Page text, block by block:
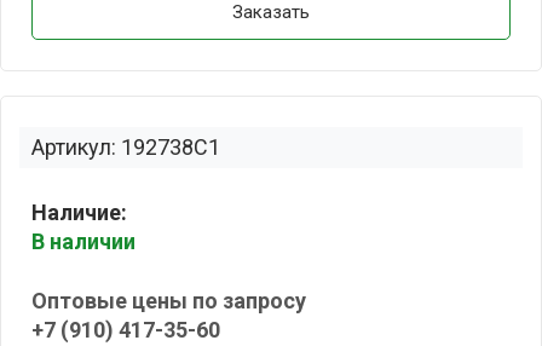
Артикул: 192738C1
Наличие:
В наличии
Оптовые цены по запросу
+7 (910) 417-35-60
Заказать